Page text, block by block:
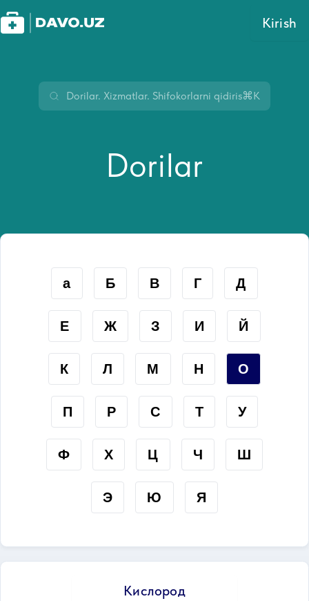
Kirish
⌘K
Dorilar
а Б В Г Д
Е Ж З И Й
К Л М Н О
П Р С Т У
Ф Х Ц Ч Ш
Э Ю Я
Кислород